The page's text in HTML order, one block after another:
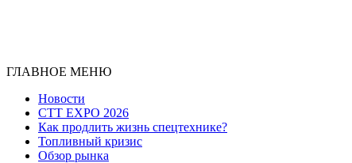
ГЛАВНОЕ МЕНЮ
Новости
CTT EXPO 2026
Как продлить жизнь спецтехнике?
Топливный кризис
Обзор рынка